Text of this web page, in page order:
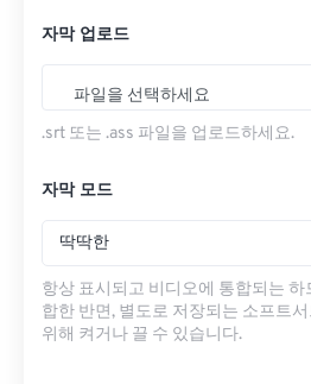
자막 업로드
파일을 선택하세요
.srt 또는 .ass 파일을 업로드하세요.
자막 모드
딱딱한
항상 표시되고 비디오에 통합되는
합한 반면, 별도로 저장되는 소프트
위해 켜거나 끌 수 있습니다.